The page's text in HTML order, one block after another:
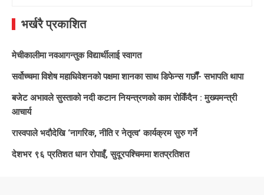
भर्खरै प्रकाशित
मेचीकालीमा नवआगन्तुक विद्यार्थीलाई स्वागत
सर्वोच्चमा विशेष महाधिवेशनको पक्षमा शानका साथ डिफेन्स गर्छौं- सभापति थापा
बजेट अभावले सुस्ताको नदी कटान नियन्त्रणको काम रोकिँदैन : मुख्यमन्त्री
आचार्य
रास्वपाले भदौदेखि ‘नागरिक, नीति र नेतृत्व’ कार्यक्रम सुरु गर्ने
देशभर ९६ प्रतिशत धान रोपाइँ, सुदूरपश्चिममा शतप्रतिशत